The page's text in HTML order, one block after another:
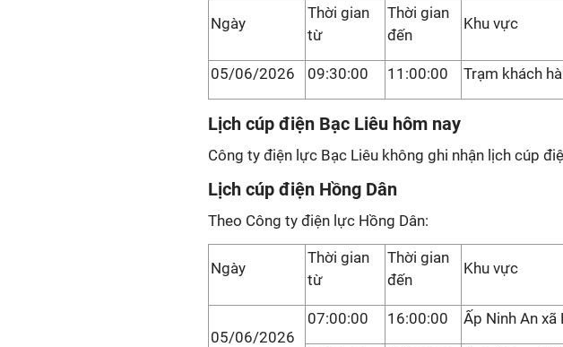
Ngày
Thời gian
từ
Thời gian
đến
Khu vực
05/06/2026 09:30:00 11:00:00 Trạm khách
Lịch cúp điện Bạc Liêu hôm nay
Công ty điện lực Bạc Liêu không ghi nhận lịch cúp
Lịch cúp điện Hồng Dân
Theo Công ty điện lực Hồng Dân:
Ngày
Thời gian
từ
Thời gian
đến
Khu vực
05/06/2026
07:00:00 16:00:00 Ấp Ninh An xã